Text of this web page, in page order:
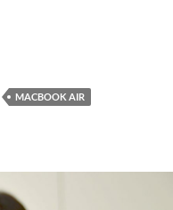
godine
MACBOOK AIR